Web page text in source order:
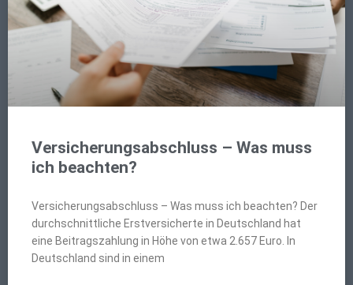
Versicherungsabschluss – Was muss
ich beachten?
Versicherungsabschluss – Was muss ich beachten? Der
durchschnittliche Erstversicherte in Deutschland hat
eine Beitragszahlung in Höhe von etwa 2.657 Euro. In
Deutschland sind in einem